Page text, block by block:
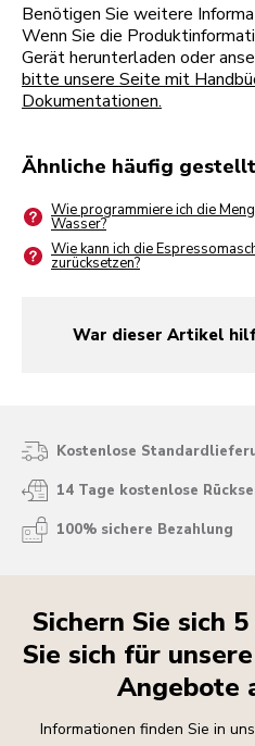
Benötigen Sie weitere
Wenn Sie die
Gerät herunterladen oder
bitte unsere Seite mit
Dokumentationen.
Ähnliche häufig
Wie programmiere ich die
Wasser?
Wie kann ich die
zurücksetzen?
War dieser Artikel
yes
no
Kostenlose
14 Tage kostenlose
100% sichere Bezahlung
Sichern Sie sich
Sie sich für
Angebote
Informationen finden Sie in